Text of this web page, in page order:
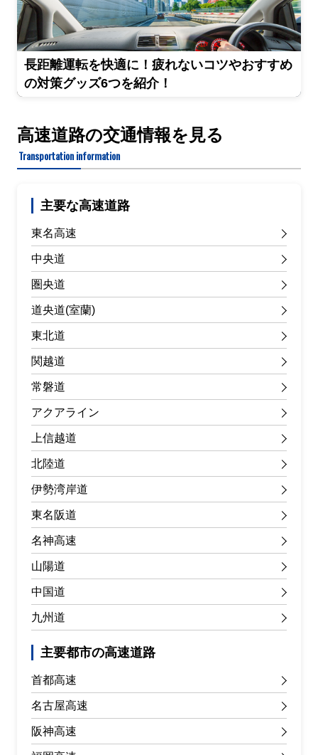
長距離運転を快適に！疲れないコツやおすすめ
の対策グッズ6つを紹介！
高速道路の交通情報を見る
Transportation information
主要な高速道路
東名高速
中央道
圏央道
道央道(室蘭)
東北道
関越道
常磐道
アクアライン
上信越道
北陸道
伊勢湾岸道
東名阪道
名神高速
山陽道
中国道
九州道
主要都市の高速道路
首都高速
名古屋高速
阪神高速